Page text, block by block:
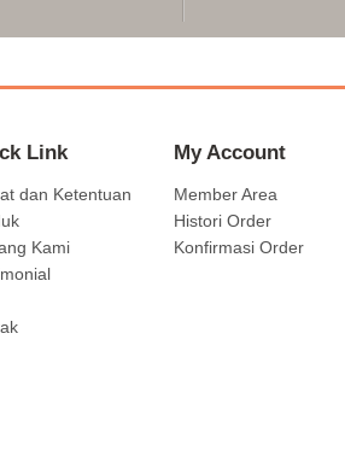
Link
dan Ketentuan
Kami
My Account
Member Area
Histori Order
Konfirmasi Order